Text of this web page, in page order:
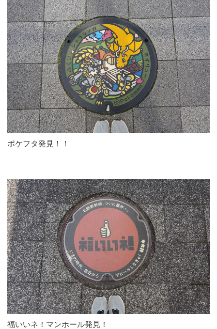
ポケフタ発見！！
福いいネ！マンホール発見！